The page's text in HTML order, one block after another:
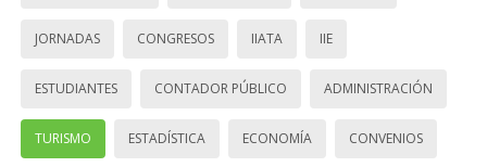
JORNADAS CONGRESOS IIATA IIE
ESTUDIANTES CONTADOR PÚBLICO ADMINISTRACIÓN
TURISMO ESTADÍSTICA ECONOMÍA CONVENIOS